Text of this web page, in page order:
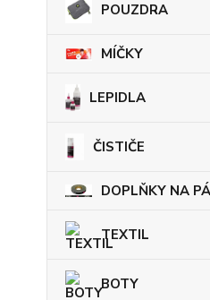
POUZDRA
MÍČKY
LEPIDLA
ČISTIČE
DOPLŇKY NA
TEXTIL
BOTY